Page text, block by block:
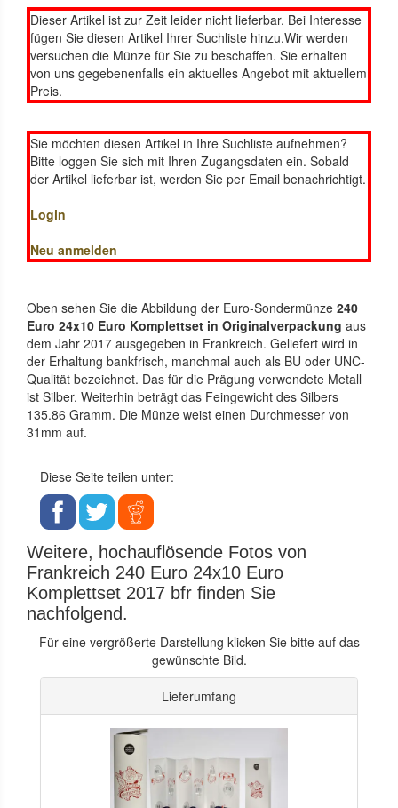
Dieser Artikel ist zur Zeit leider nicht lieferbar. Bei Interesse
fügen Sie diesen Artikel Ihrer Suchliste hinzu.Wir werden
versuchen die Münze für Sie zu beschaffen. Sie erhalten
von uns gegebenenfalls ein aktuelles Angebot mit aktuellem
Preis.
Sie möchten diesen Artikel in Ihre Suchliste aufnehmen?
Bitte loggen Sie sich mit Ihren Zugangsdaten ein. Sobald
der Artikel lieferbar ist, werden Sie per Email benachrichtigt.
Login
Neu anmelden
Oben sehen Sie die Abbildung der Euro-Sondermünze 240
Euro 24x10 Euro Komplettset in Originalverpackung aus
dem Jahr 2017 ausgegeben in Frankreich. Geliefert wird in
der Erhaltung bankfrisch, manchmal auch als BU oder UNC-
Qualität bezeichnet. Das für die Prägung verwendete Metall
ist Silber. Weiterhin beträgt das Feingewicht des Silbers
135.86 Gramm. Die Münze weist einen Durchmesser von
31mm auf.
Diese Seite teilen unter:
Weitere, hochauflösende Fotos von
Frankreich 240 Euro 24x10 Euro
Komplettset 2017 bfr finden Sie
nachfolgend.
Für eine vergrößerte Darstellung klicken Sie bitte auf das
gewünschte Bild.
Lieferumfang